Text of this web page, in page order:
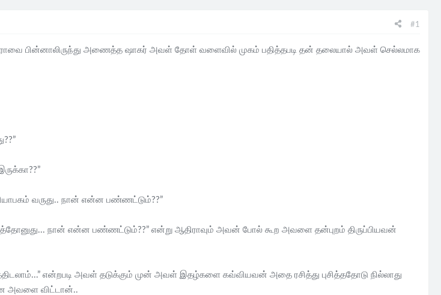
#1
பின்னாலிருந்து அணைத்த ஷாகர் அவள் தோள் வளைவில் முகம் பதித்தபடி தன் தலையால் அவள் செல்லமாக
வருது.. நான் என்ன பண்ணட்டும்??”
நான் என்ன பண்ணட்டும்??” என்று ஆதிராவும் அவன் போல் கூற அவளை தன்புறம் திருப்பியவன்
என்றபடி அவள் தடுக்கும் முன் அவள் இதழ்களை கவ்வியவன் அதை ரசித்து புசித்ததோடு நில்லாது
அவளை விட்டான்..